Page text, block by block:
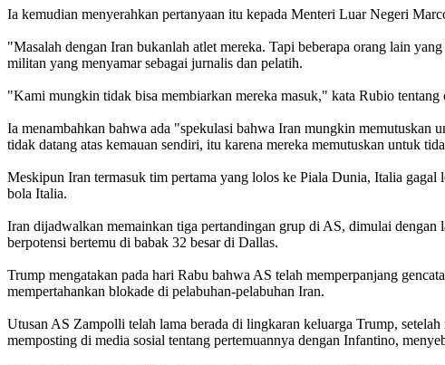
Ia kemudian menyerahkan pertanyaan itu kepada Menteri Luar Negeri
"Masalah dengan Iran bukanlah atlet mereka. Tapi beberapa orang lain
militan yang menyamar sebagai jurnalis dan pelatih.
"Kami mungkin tidak bisa membiarkan mereka masuk," kata Rubio
Ia menambahkan bahwa ada "spekulasi bahwa Iran mungkin memutuskan
tidak datang atas kemauan sendiri, itu karena mereka memutuskan untuk
Meskipun Iran termasuk tim pertama yang lolos ke Piala Dunia, Italia
bola Italia.
Iran dijadwalkan memainkan tiga pertandingan grup di AS, dimulai
berpotensi bertemu di babak 32 besar di Dallas.
Trump mengatakan pada hari Rabu bahwa AS telah memperpanjang
mempertahankan blokade di pelabuhan-pelabuhan Iran.
Utusan AS Zampolli telah lama berada di lingkaran keluarga Trump,
memposting di media sosial tentang pertemuannya dengan Infantino,